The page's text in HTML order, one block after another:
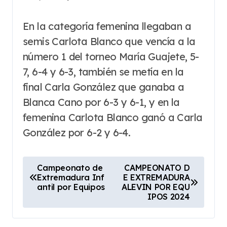
En la categoría femenina llegaban a
semis Carlota Blanco que vencía a la
número 1 del torneo María Guajete, 5-
7, 6-4 y 6-3, también se metía en la
final Carla González que ganaba a
Blanca Cano por 6-3 y 6-1, y en la
femenina Carlota Blanco ganó a Carla
González por 6-2 y 6-4.
a
e
Campeonato de
Extremadura Inf
antil por Equipos
CAMPEONATO D
E EXTREMADURA
ALEVIN POR EQU
IPOS 2024